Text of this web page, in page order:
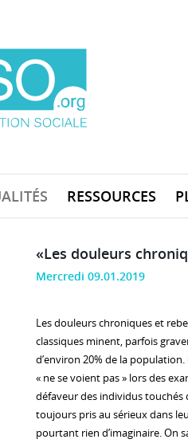
RESSOURCES
«Les douleurs
Mercredi 09.01.2019
Les douleurs chroniques et
classiques minent, parfois
d’environ 20% de la
« ne se voient pas » lors des
défaveur des individus touchés
toujours pris au sérieux dans
pourtant rien d’imaginaire. On